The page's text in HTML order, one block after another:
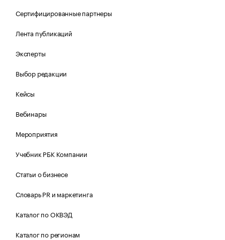
Сертифицированные партнеры
Лента публикаций
Эксперты
Выбор редакции
Кейсы
Вебинары
Мероприятия
Учебник РБК Компании
Статьи о бизнесе
Словарь PR и маркетинга
Каталог по ОКВЭД
Каталог по регионам